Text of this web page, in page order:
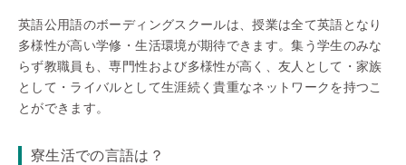
英語公用語のボーディングスクールは、授業は全て英語となり
多様性が高い学修・生活環境が期待できます。集う学生のみな
らず教職員も、専門性および多様性が高く、友人として・家族
として・ライバルとして生涯続く貴重なネットワークを持つこ
とができます。
寮生活での言語は？